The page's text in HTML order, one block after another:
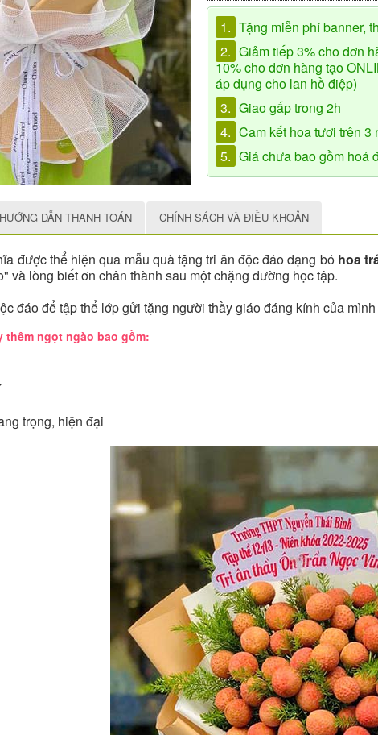
1. Tặng miễn phí banner,
2. Giảm tiếp 3% cho đơn
10% cho đơn hàng tạo
áp dụng cho lan hồ điệp)
3. Giao gấp trong 2h
4. Cam kết hoa tươi trên 3
5. Giá chưa bao gồm hoá
HƯỚNG DẪN THANH TOÁN CHÍNH SÁCH VÀ ĐIỀU KHOẢN
được thể hiện qua mẫu quà tặng tri ân độc đáo dạng bó hoa
và lòng biết ơn chân thành sau một chặng đường học tập.
đáo để tập thể lớp gửi tặng người thầy giáo đáng kính của
thêm ngọt ngào bao gồm:
trọng, hiện đại